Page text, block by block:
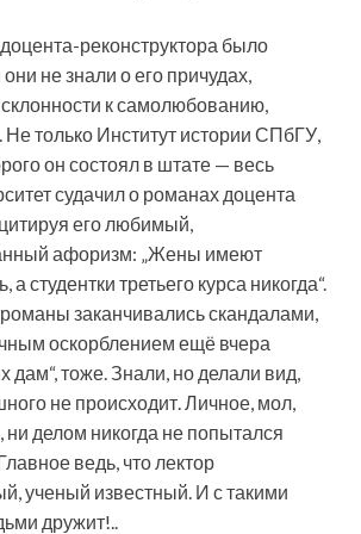
реконструктора было
не знали о его причудах,
к самолюбованию,
Не только Институт истории СПбГУ,
он состоял в штате — весь
судачил о романах доцента
его любимый,
афоризм: „Жены имеют
а студентки третьего курса никогда“.
романы заканчивались скандалами,
оскорблением ещё вчера
дам“, тоже. Знали, но делали вид,
не происходит. Личное, мол,
делом никогда не попытался
ведь, что лектор
ученый известный. И с такими
дружит!..